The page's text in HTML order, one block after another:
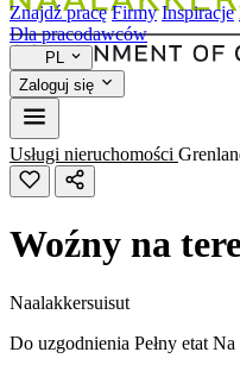
Znajdź pracę Firmy Inspiracje
Dla pracodawców
PL
Zaloguj się
Usługi nieruchomości
Woźny na
Naalakkersuisut
Do uzgodnienia Pełny etat Na